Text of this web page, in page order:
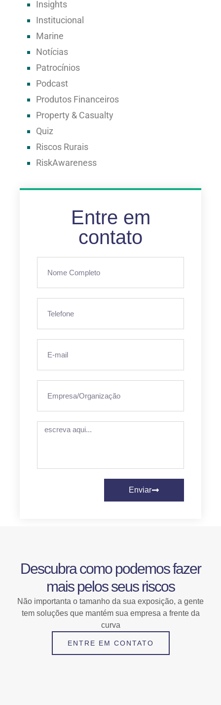
Insights
Institucional
Marine
Notícias
Patrocínios
Podcast
Produtos Financeiros
Property & Casualty
Quiz
Riscos Rurais
RiskAwareness
Entre em
contato
Enviar
Descubra como podemos fazer
mais pelos seus riscos
Não importanta o tamanho da sua exposição, a gente
tem soluções que mantém sua empresa a frente da
curva
ENTRE EM CONTATO